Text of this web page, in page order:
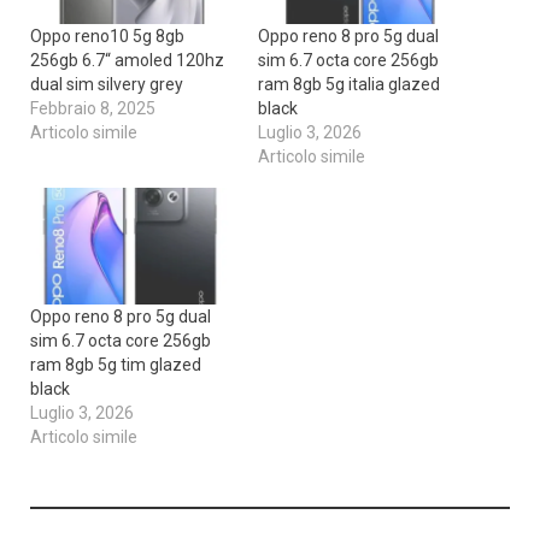
Oppo reno10 5g 8gb
256gb 6.7“ amoled 120hz
dual sim silvery grey
Febbraio 8, 2025
Articolo simile
Oppo reno 8 pro 5g dual
sim 6.7 octa core 256gb
ram 8gb 5g italia glazed
black
Luglio 3, 2026
Articolo simile
Oppo reno 8 pro 5g dual
sim 6.7 octa core 256gb
ram 8gb 5g tim glazed
black
Luglio 3, 2026
Articolo simile